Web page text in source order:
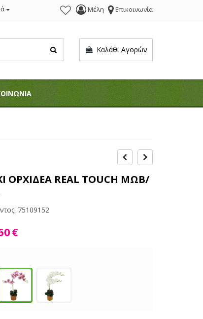
Μέλη Επικοινωνία
Καλάθι Αγορών
ΟΡΧΙΔΕΑ REAL TOUCH ΜΩΒ/
75109152
€